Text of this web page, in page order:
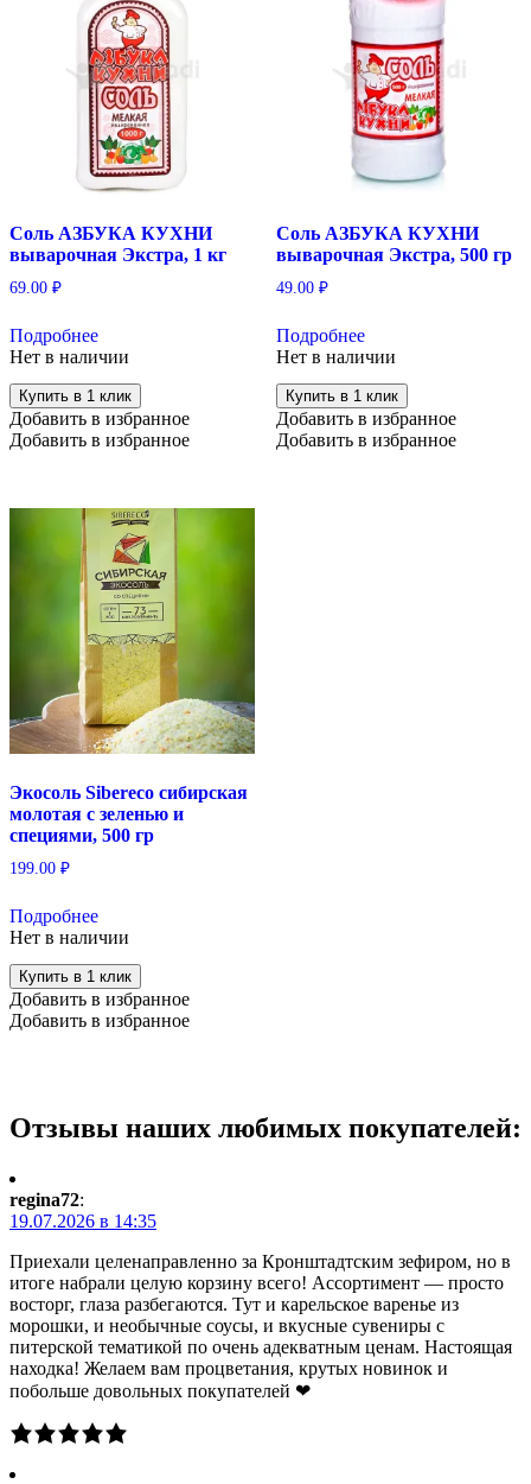
Соль АЗБУКА КУХНИ
выварочная Экстра, 1 кг
69.00 ₽
Подробнее
Нет в наличии
Купить в 1 клик
Добавить в избранное
Добавить в избранное
Соль АЗБУКА КУХНИ
выварочная Экстра, 500 гр
49.00 ₽
Подробнее
Нет в наличии
Купить в 1 клик
Добавить в избранное
Добавить в избранное
Экосоль Sibereco сибирская
молотая с зеленью и
специями, 500 гр
199.00 ₽
Подробнее
Нет в наличии
Купить в 1 клик
Добавить в избранное
Добавить в избранное
Отзывы наших любимых покупателей:
regina72:
19.07.2026 в 14:35
Приехали целенаправленно за Кронштадтским зефиром, но в
итоге набрали целую корзину всего! Ассортимент — просто
восторг, глаза разбегаются. Тут и карельское варенье из
морошки, и необычные соусы, и вкусные сувениры с
питерской тематикой по очень адекватным ценам. Настоящая
находка! Желаем вам процветания, крутых новинок и
побольше довольных покупателей ❤